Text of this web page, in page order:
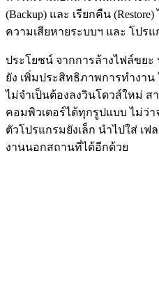
(Backup) และ เรียกคืน
ความเสียหายระบบฯ และ โปร
ประโยชน์ จากการล้างไฟล์ขย
ยัง เพิ่มประสิทธิภาพการทำงาน
ไม่จำเป็นต้องลงวินโดวส์ใหม่ ส
คอมพิวเตอร์ได้ทุกรูปแบบ ไม่ว่
ตัวโปรแกรมยังเล็ก นำไปใส่ เฟ
งานนอกสถานที่ได้อีกด้วย